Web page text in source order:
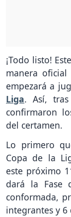
¡Todo listo!
manera
empezará a
Liga. Así,
confirmaron
del certamen.
Lo primero
Copa de la
este próximo
dará la Fase
conformada,
integrantes y 6